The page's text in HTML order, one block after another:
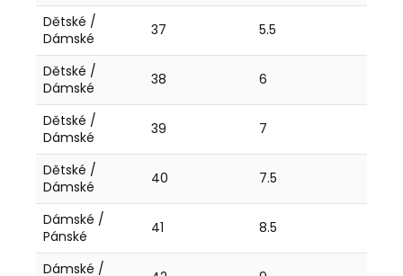
Dětské /
Dámské
37 5.5
Dětské /
Dámské
38 6
Dětské /
Dámské
39 7
Dětské /
Dámské
40 7.5
Dámské /
Pánské
41 8.5
Dámské /